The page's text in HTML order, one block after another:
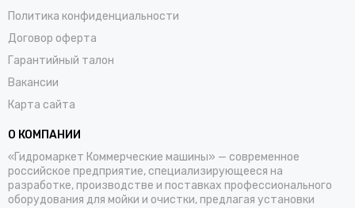
Политика конфиденциальности
Договор оферта
Гарантийный талон
Вакансии
Карта сайта
О КОМПАНИИ
«Гидромаркет Коммерческие машины» — современное
российское предприятие, специализирующееся на
разработке, производстве и поставках профессионального
оборудования для мойки и очистки, предлагая установки